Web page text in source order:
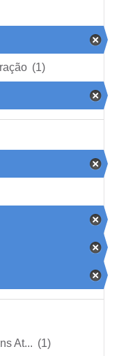
(1)
At... (1)